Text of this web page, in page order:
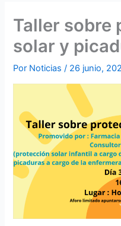
Taller sobre
solar y
Por Noticias/ 26 junio,